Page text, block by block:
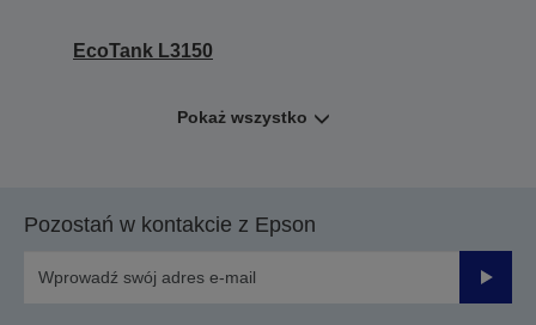
EcoTank L3150
Pokaż wszystko
Pozostań w kontakcie z Epson